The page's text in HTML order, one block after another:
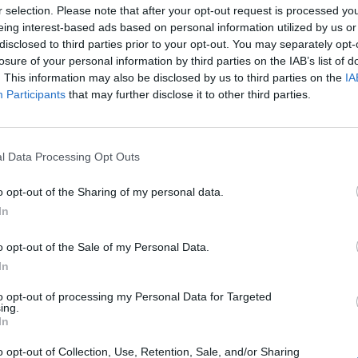
selection. Please note that after your opt-out request is processed
interest-based ads based on personal information utilized by us
to third parties prior to your opt-out. You may separately
of your personal information by third parties on the IAB’s list of
This information may also be disclosed by us to third parties on the
Participants that may further disclose it to other third parties.
Data Processing Opt Outs
opt-out of the Sharing of my personal data.
opt-out of the Sale of my Personal Data.
opt-out of processing my Personal Data for Targeted
opt-out of Collection, Use, Retention, Sale, and/or Sharing
konszernszintű eredménye 2006-ban 35 százalékkal
A rekordnyereség a Commerzbank történetének
amelyből az erős negyedik negyedév 352 millió
üzemi eredménye 50 százalékos többletet
hozam - adózás után - tovább nőtt 2006-ban és elérte a 14,1
11,2 százalékos volt az adózás utáni hozam, ami nem
szintet, hanem jelentősen túllépte a kitűzött...
portfolio.hu hírarchívumához tartozik, melynek olvasása